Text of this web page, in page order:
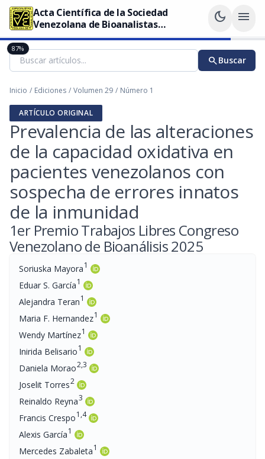
Acta Científica de la Sociedad
Venezolana de Bioanalistas
Especialistas
dark_mode menu
searchBuscar
Inicio / Ediciones / Volumen 29 / Número 1
ARTÍCULO ORIGINAL
Prevalencia de las alteraciones
de la capacidad oxidativa en
pacientes venezolanos con
sospecha de errores innatos
de la inmunidad
1er Premio Trabajos Libres Congreso
Venezolano de Bioanálisis 2025
Soriuska Mayora1
Eduar S. García1
Alejandra Teran1
Maria F. Hernandez1
Wendy Martínez1
Inirida Belisario1
Daniela Morao2,3
Joselit Torres2
Reinaldo Reyna3
Francis Crespo1,4
Alexis García1
Mercedes Zabaleta1
87%